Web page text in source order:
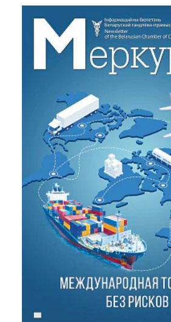
Поступления в
интеллектуальной
№ 1, 2022